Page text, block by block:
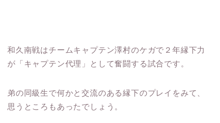
和久南戦はチームキャプテン澤村のケガで２年縁下力
が「キャプテン代理」として奮闘する試合です。
弟の同級生で何かと交流のある縁下のプレイをみて、
思うところもあったでしょう。